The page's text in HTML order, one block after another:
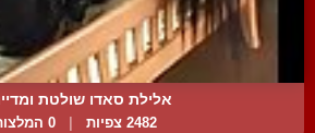
אלילת סאדו שולטת
2482 צפיות 0 המלצות